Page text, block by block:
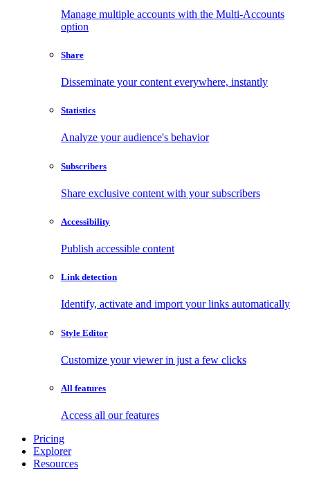
Manage multiple accounts with the Multi-Accounts
option
Share
Disseminate your content everywhere, instantly
Statistics
Analyze your audience's behavior
Subscribers
Share exclusive content with your subscribers
Accessibility
Publish accessible content
Link detection
Identify, activate and import your links automatically
Style Editor
Customize your viewer in just a few clicks
All features
Access all our features
Pricing
Explorer
Resources